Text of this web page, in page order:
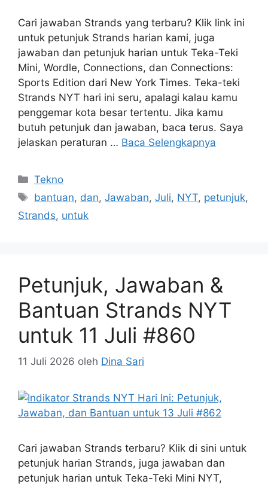
Cari jawaban Strands yang terbaru? Klik link ini
untuk petunjuk Strands harian kami, juga
jawaban dan petunjuk harian untuk Teka-Teki
Mini, Wordle, Connections, dan Connections:
Sports Edition dari New York Times. Teka-teki
Strands NYT hari ini seru, apalagi kalau kamu
penggemar kota besar tertentu. Jika kamu
butuh petunjuk dan jawaban, baca terus. Saya
jelaskan peraturan … Baca Selengkapnya
Kategori
Tekno
Tag
bantuan, dan,Jawaban,Juli, NYT, petunjuk,
Strands, untuk
Petunjuk, Jawaban &
Bantuan Strands NYT
untuk 11 Juli #860
11 Juli 2026 oleh Dina Sari
Cari jawaban Strands terbaru? Klik di sini untuk
petunjuk harian Strands, juga jawaban dan
petunjuk harian untuk Teka-Teki Mini NYT,